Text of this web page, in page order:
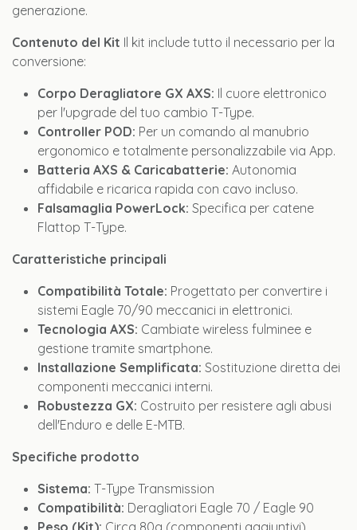
generazione.
Contenuto del Kit Il kit include tutto il necessario per la
conversione:
Corpo Deragliatore GX AXS: Il cuore elettronico
per l'upgrade del tuo cambio T-Type.
Controller POD: Per un comando al manubrio
ergonomico e totalmente personalizzabile via App.
Batteria AXS & Caricabatterie: Autonomia
affidabile e ricarica rapida con cavo incluso.
Falsamaglia PowerLock: Specifica per catene
Flattop T-Type.
Caratteristiche principali
Compatibilità Totale: Progettato per convertire i
sistemi Eagle 70/90 meccanici in elettronici.
Tecnologia AXS: Cambiate wireless fulminee e
gestione tramite smartphone.
Installazione Semplificata: Sostituzione diretta dei
componenti meccanici interni.
Robustezza GX: Costruito per resistere agli abusi
dell'Enduro e delle E-MTB.
Specifiche prodotto
Sistema: T-Type Transmission
Compatibilità: Deragliatori Eagle 70 / Eagle 90
Peso (Kit): Circa 80g (componenti aggiuntivi)